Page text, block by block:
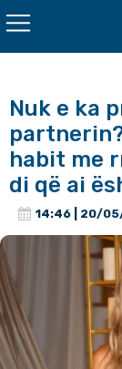
Nuk e ka
habit me
di që ai
14:46 | 20/